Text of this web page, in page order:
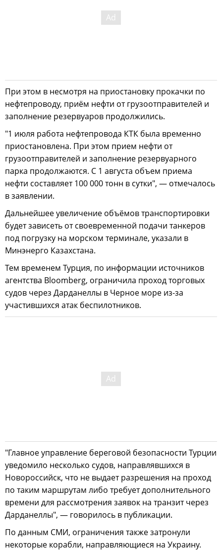
При этом в несмотря на приостановку прокачки по
нефтепроводу, приём нефти от грузоотправителей и
заполнение резервуаров продолжились.
"1 июля работа нефтепровода КТК была временно
приостановлена. При этом прием нефти от
грузоотправителей и заполнение резервуарного
парка продолжаются. С 1 августа объем приема
нефти составляет 100 000 тонн в сутки", — отмечалось
в заявлении.
Дальнейшее увеличение объёмов транспортировки
будет зависеть от своевременной подачи танкеров
под погрузку на морском терминале, указали в
Минэнерго Казахстана.
Тем временем Турция, по информации источников
агентства Bloomberg, ограничила проход торговых
судов через Дарданеллы в Черное море из-за
участившихся атак беспилотников.
"Главное управление береговой безопасности Турции
уведомило несколько судов, направлявшихся в
Новороссийск, что не выдает разрешения на проход
по таким маршрутам либо требует дополнительного
времени для рассмотрения заявок на транзит через
Дарданеллы", — говорилось в публикации.
По данным СМИ, ограничения также затронули
некоторые корабли, направляющиеся на Украину.